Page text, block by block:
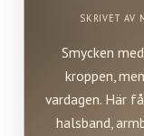
SKRIVET AV
Smycken
kroppen,
vardagen. Här
halsband,